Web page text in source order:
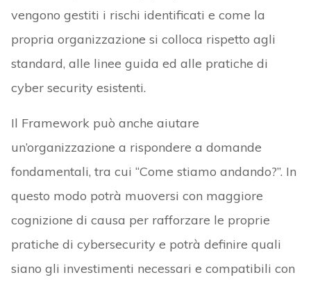
vengono gestiti i rischi identificati e come la
propria organizzazione si colloca rispetto agli
standard, alle linee guida ed alle pratiche di
cyber security esistenti.
Il Framework può anche aiutare
un’organizzazione a rispondere a domande
fondamentali, tra cui “Come stiamo andando?”. In
questo modo potrà muoversi con maggiore
cognizione di causa per rafforzare le proprie
pratiche di cybersecurity e potrà definire quali
siano gli investimenti necessari e compatibili con